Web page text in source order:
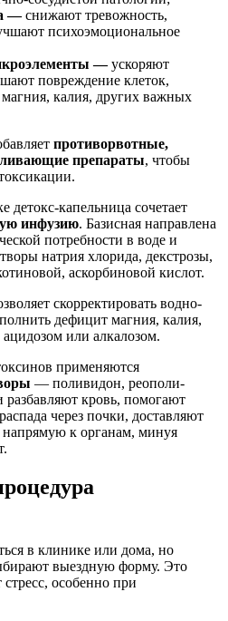
—снижают тревожность,
психоэмоциональное
—ускоряют
повреждение клеток,
калия, других важных
противорвотные,
препараты, чтобы
детокс-капельница сочетает
инфузию. Базисная направлена
потребности в воде и
натрия хлорида, декстрозы,
аскорбиновой кислот.
скорректировать водно-
дефицит магния, калия,
или алкалозом.
применяются
— поливидон, реополи-
кровь, помогают
через почки, доставляют
к органам, минуя
в клинике или дома, но
выездную форму. Это
особенно при